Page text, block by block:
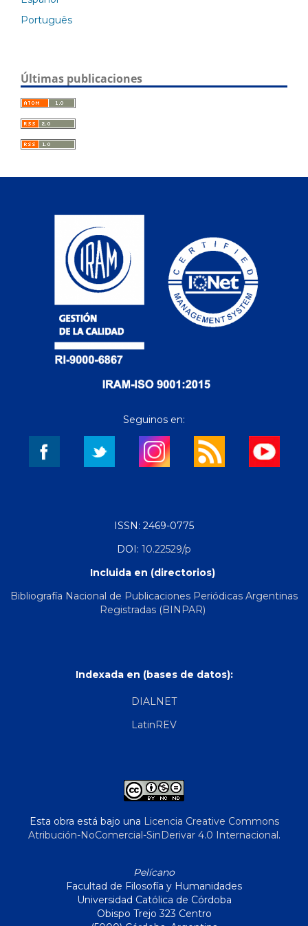
Português
Últimas publicaciones
Seguinos en:
ISSN: 2469-0775
DOI: 10.22529/p
Incluida en (directorios)
Bibliografía Nacional de Publicaciones Periódicas Argentinas
Registradas (BINPAR)
Indexada en (bases de datos):
DIALNET
LatinREV
Esta obra está bajo una Licencia Creative Commons
Atribución-NoComercial-SinDerivar 4.0 Internacional.
Pelícano
Facultad de Filosofía y Humanidades
Universidad Católica de Córdoba
Obispo Trejo 323 Centro